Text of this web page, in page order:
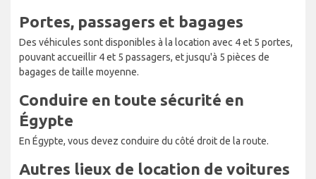
Portes, passagers et bagages
Des véhicules sont disponibles à la location avec 4 et 5 portes,
pouvant accueillir 4 et 5 passagers, et jusqu'à 5 pièces de
bagages de taille moyenne.
Conduire en toute sécurité en
Égypte
En Égypte, vous devez conduire du côté droit de la route.
Autres lieux de location de voitures